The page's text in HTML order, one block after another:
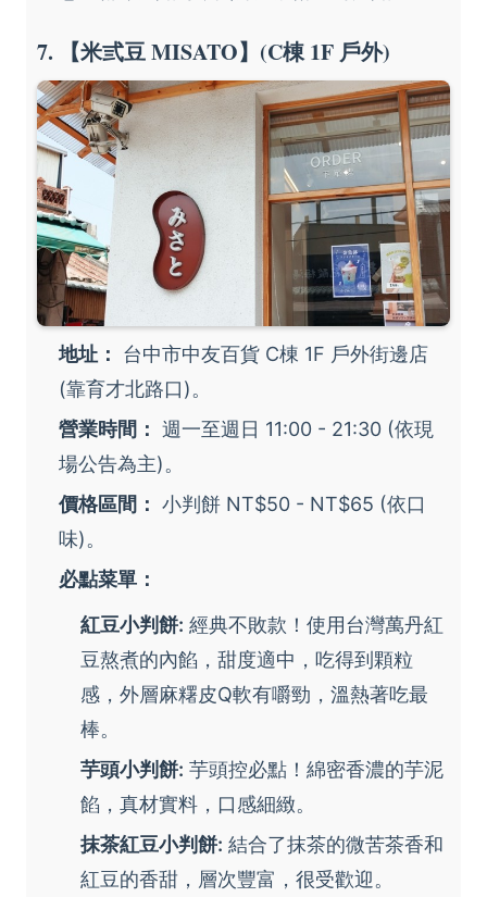
7. 【米弎豆 MISATO】(C棟 1F 戶外)
地址：
台中市中友百貨 C棟 1F 戶外街邊店
(靠育才北路口)。
營業時間： 週一至週日 11:00 - 21:30 (依現
場公告為主)。
價格區間： 小判餅 NT$50 - NT$65 (依口
味)。
必點菜單：
紅豆小判餅: 經典不敗款！使用台灣萬丹紅
豆熬煮的內餡，甜度適中，吃得到顆粒
感，外層麻糬皮Q軟有嚼勁，溫熱著吃最
棒。
芋頭小判餅: 芋頭控必點！綿密香濃的芋泥
餡，真材實料，口感細緻。
抹茶紅豆小判餅: 結合了抹茶的微苦茶香和
紅豆的香甜，層次豐富，很受歡迎。